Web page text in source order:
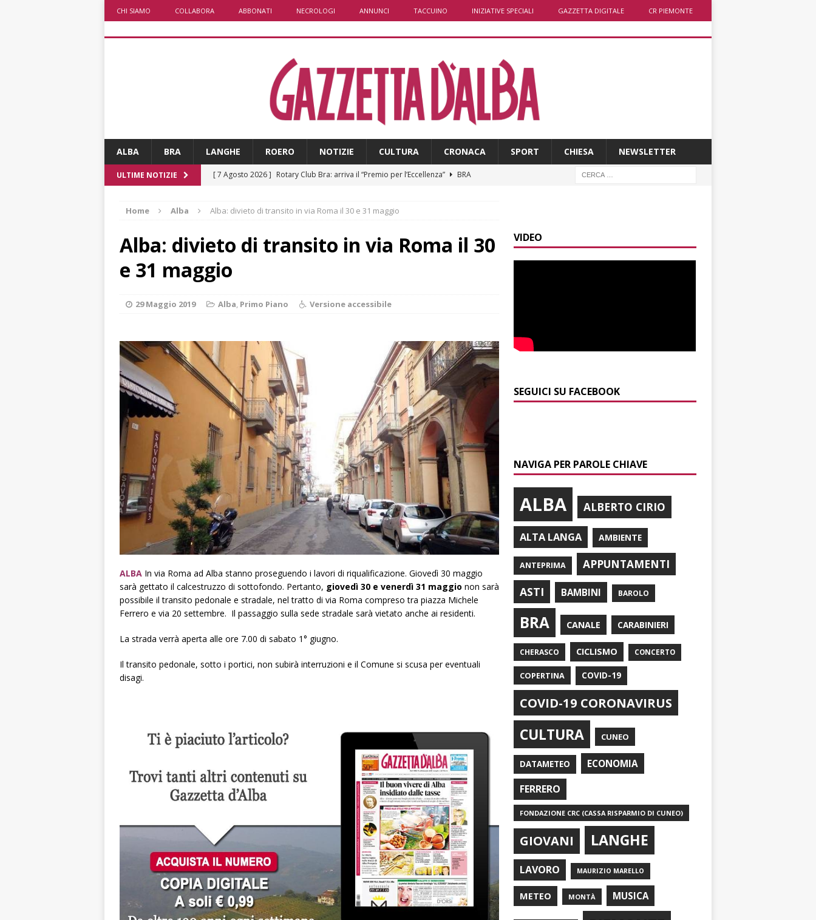
CHI SIAMO COLLABORA ABBONATI NECROLOGI ANNUNCI TACCUINO INIZIATIVE SPECIALI GAZZETTA DIGITALE CR PIEMONTE
ALBA BRA LANGHE ROERO NOTIZIE CULTURA CRONACA SPORT CHIESA NEWSLETTER
ULTIME NOTIZIE [ 7 Agosto 2026 ] Rotary Club Bra: arriva il “Premio per l’Eccellenza”
BRA
CRONACA
[ 7 Agosto 2026 ]
Caso Galeasso in Comune ad Alba, per la Lega le dimissioni
[ 7 Agosto 2026 ]
dello sferisterio
PRIMO PIANO
[ 7 Agosto 2026 ] Abitare il piemontese / La parola della settimana è Bifa
CULTURA
[ 7 Agosto 2026 ] Alba: lunedì 10 agosto tornano le “Notti del vino”
ALBA
[ 8 Agosto 2026 ] Distretto Alba-Bra: contributi a 51 imprese del commercio
ALBA
Home Alba Alba: divieto di transito in via Roma il 30 e 31 maggio
Alba: divieto di transito in via Roma il 30
e 31 maggio
29 Maggio 2019 Alba, Primo Piano Versione accessibile
ALBA In via Roma ad Alba stanno proseguendo i lavori di riqualificazione. Giovedì 30 maggio
sarà gettato il calcestruzzo di sottofondo. Pertanto, giovedì 30 e venerdì 31 maggio non sarà
possibile il transito pedonale e stradale, nel tratto di via Roma compreso tra piazza Michele
Ferrero e via 20 settembre. Il passaggio sulla sede stradale sarà vietato anche ai residenti.
La strada verrà aperta alle ore 7.00 di sabato 1° giugno.
Il transito pedonale, sotto i portici, non subirà interruzioni e il Comune si scusa per eventuali
disagi.
VIDEO
SEGUICI SU FACEBOOK
NAVIGA PER PAROLE CHIAVE
ALBA ALBERTO CIRIO
ALTA LANGA AMBIENTE
ANTEPRIMA
APPUNTAMENTI
ASTI
BAMBINI BAROLO
BRA CANALE CARABINIERI
CHERASCO CICLISMO CONCERTO
COPERTINA COVID-19
COVID-19 CORONAVIRUS
CULTURA CUNEO
DATAMETEO ECONOMIA
FERRERO
FONDAZIONE CRC (CASSA RISPARMIO DI CUNEO)
GIOVANI LANGHE
LAVORO MAURIZIO MARELLO
METEO MONTÀ MUSICA